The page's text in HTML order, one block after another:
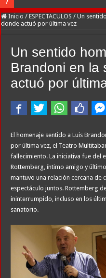
River lo descartó y el pibe Jaime
Camilota presentó a su nueva novia
Franco Mastantuono se fue de Real
Franco Colapinto denunció que fue
Dolor en Chubut: murió el intendente
Escala el conflicto universitario: los
La Cámara de Casación confirmó el
La contundente respuesta de
Inicio / ESPECTACULOS / Un
donde actuó por última vez
Un sentido
Brandoni en la
actuó por
El homenaje sentido a Luis
por última vez, el Teatro
fallecimiento. La iniciativa fue del
Rottemberg, íntimo amigo y
mantuvo una relación cercana de
espectáculo juntos. Rottemberg
ininterrumpido, incluso en los
sanatorio.